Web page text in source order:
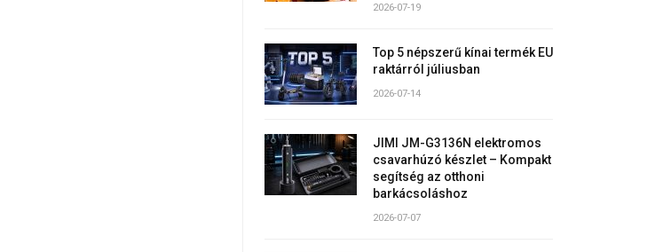
2026-07-19
Top 5 népszerű kínai termék EU
raktárról júliusban
2026-07-14
JIMI JM-G3136N elektromos
csavarhúzó készlet – Kompakt
segítség az otthoni
barkácsoláshoz
2026-07-07